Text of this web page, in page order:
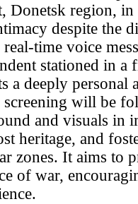
Donetsk region,
despite the
time voice
stationed in
a deeply personal
screening will be
and visuals in
heritage, and
zones. It aims to
of war,